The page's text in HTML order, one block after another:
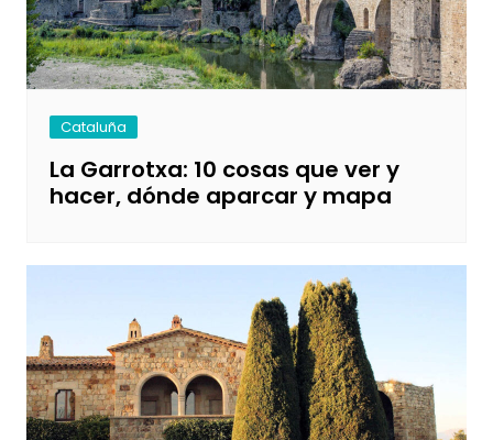
Cataluña
La Garrotxa: 10 cosas que ver y
hacer, dónde aparcar y mapa